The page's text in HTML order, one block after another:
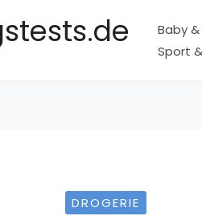
Baby &
Sport
DROGERIE